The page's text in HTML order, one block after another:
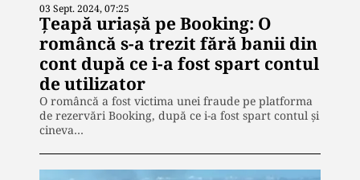
03 Sept. 2024, 07:25
Țeapă uriașă pe Booking: O
româncă s-a trezit fără banii din
cont după ce i-a fost spart contul
de utilizator
O româncă a fost victima unei fraude pe platforma
de rezervări Booking, după ce i-a fost spart contul și
cineva…